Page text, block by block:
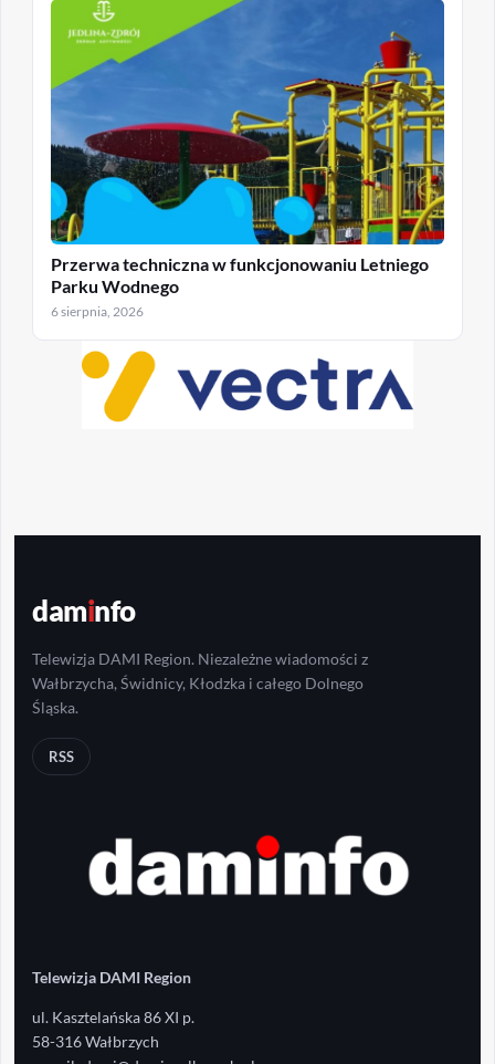
Przerwa techniczna w funkcjonowaniu Letniego
Parku Wodnego
6 sierpnia, 2026
daminfo
Telewizja DAMI Region. Niezależne wiadomości z
Wałbrzycha, Świdnicy, Kłodzka i całego Dolnego
Śląska.
RSS
Telewizja DAMI Region
ul. Kasztelańska 86 XI p.
58-316 Wałbrzych